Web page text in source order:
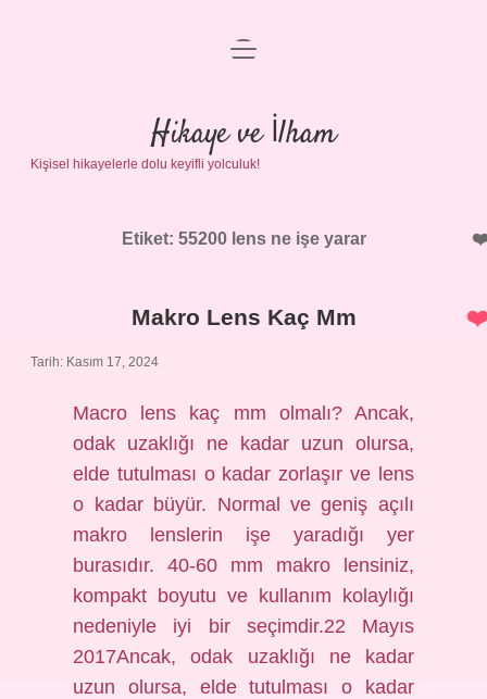
Anasayfa
Gizlilik Politikası
Yasal Uyarı
menüyü
Hikaye ve İlham
Kişisel hikayelerle dolu keyifli yolculuk!
Etiket: 55200 lens ne işe yarar
Makro Lens Kaç Mm
Tarih: Kasım 17, 2024
Macro lens kaç mm olmalı? Ancak,
odak uzaklığı ne kadar uzun olursa,
elde tutulması o kadar zorlaşır ve lens
o kadar büyür. Normal ve geniş açılı
makro lenslerin işe yaradığı yer
burasıdır. 40-60 mm makro lensiniz,
kompakt boyutu ve kullanım kolaylığı
nedeniyle iyi bir seçimdir.22 Mayıs
2017Ancak, odak uzaklığı ne kadar
uzun olursa, elde tutulması o kadar